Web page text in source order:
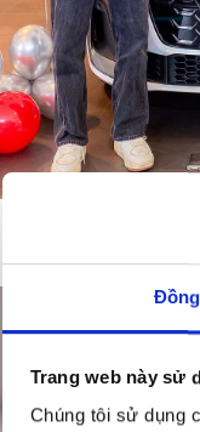
Trang web này sử
Chúng tôi sử dụng